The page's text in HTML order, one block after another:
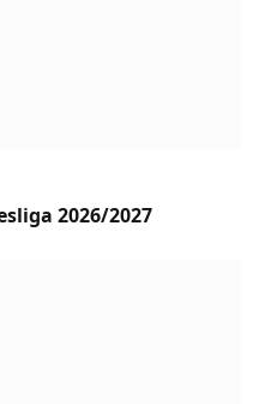
2026/2027